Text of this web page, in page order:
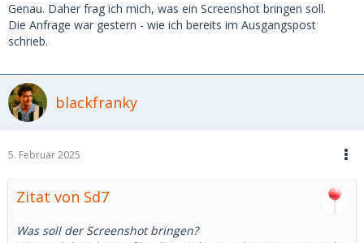
Genau. Daher frag ich mich, was ein Screenshot bringen soll.
Die Anfrage war gestern - wie ich bereits im Ausgangspost
schrieb.
blackfranky
5. Februar 2025
Zitat von Sd7
Was soll der Screenshot bringen?